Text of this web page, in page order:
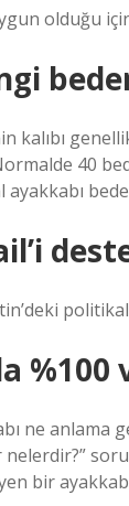
olduğu
kalıbı
40
ayakkabı
%100
ne anlama
nelerdir?”
bir